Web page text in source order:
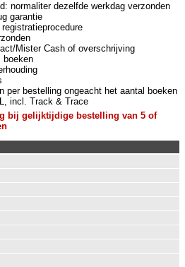
normaliter dezelfde werkdag verzonden
garantie
Mister Cash of overschrijving
boeken
per bestelling ongeacht het aantal boeken
incl. Track & Trace
bij gelijktijdige bestelling van 5 of